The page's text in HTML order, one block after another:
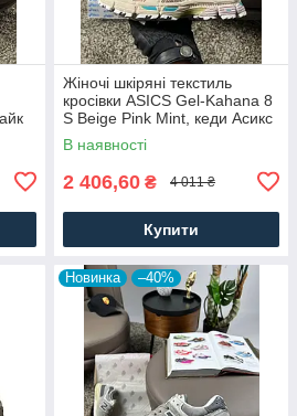
Жіночі шкіряні текстиль
кросівки ASICS Gel-Kahana 8
S Beige Pink Mint, кеди Асикс
бежеві. Жіноче взуття
В наявності
2 406,60 ₴ 4 011 ₴
Купити
Новинка –40%